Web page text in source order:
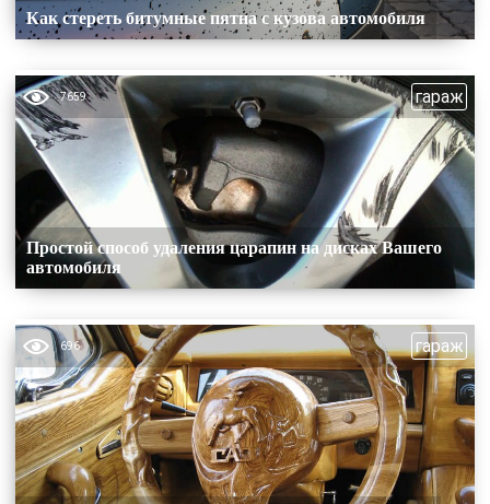
Как стереть битумные пятна с кузова автомобиля
7659 гараж
Простой способ удаления царапин на дисках Вашего
автомобиля
696 гараж